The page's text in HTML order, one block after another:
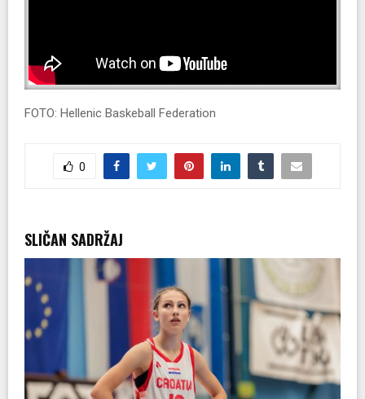
FOTO: Hellenic Baskeball Federation
0
SLIČAN SADRŽAJ